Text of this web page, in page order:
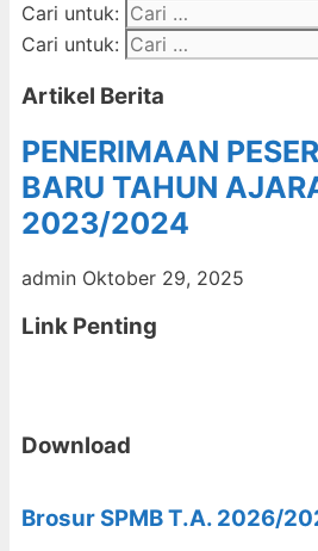
Cari untuk:
Cari untuk:
Artikel Berita
PENERIMAAN
BARU TAHUN
2023/2024
admin Oktober 29, 2025
Link Penting
Download
Brosur SPMB T.A. 2026/